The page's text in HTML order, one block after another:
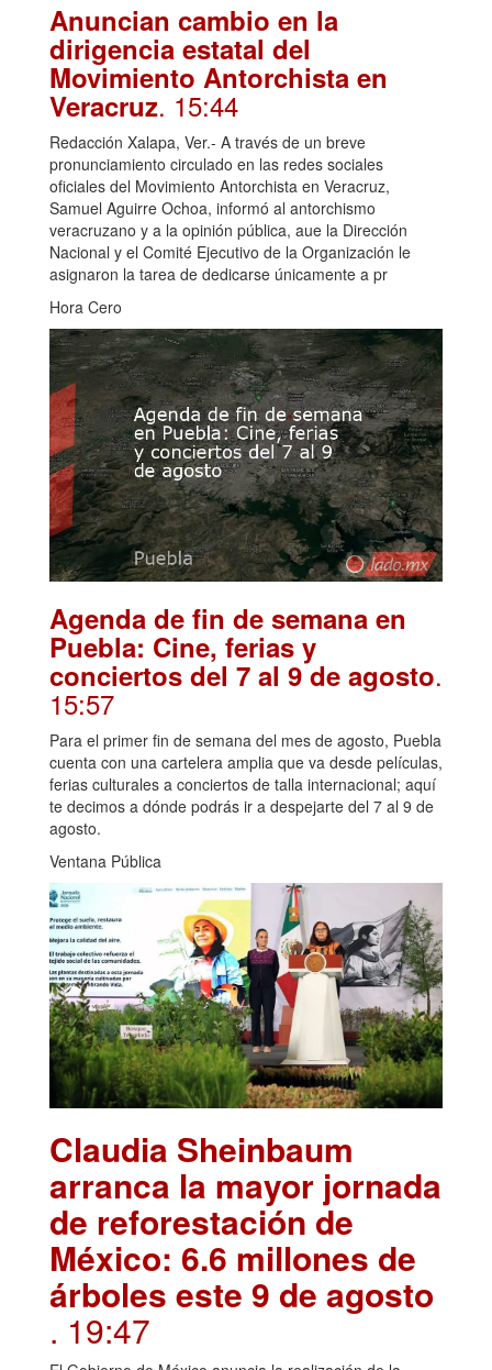
Anuncian cambio en la
dirigencia estatal del
Movimiento Antorchista en
Veracruz. 15:44
Redacción Xalapa, Ver.- A través de un breve
pronunciamiento circulado en las redes sociales
oficiales del Movimiento Antorchista en Veracruz,
Samuel Aguirre Ochoa, informó al antorchismo
veracruzano y a la opinión pública, aue la Dirección
Nacional y el Comité Ejecutivo de la Organización le
asignaron la tarea de dedicarse únicamente a pr
Hora Cero
Agenda de fin de semana en
Puebla: Cine, ferias y
conciertos del 7 al 9 de agosto.
15:57
Para el primer fin de semana del mes de agosto, Puebla
cuenta con una cartelera amplia que va desde películas,
ferias culturales a conciertos de talla internacional; aquí
te decimos a dónde podrás ir a despejarte del 7 al 9 de
agosto.
Ventana Pública
Claudia Sheinbaum
arranca la mayor jornada
de reforestación de
México: 6.6 millones de
árboles este 9 de agosto
. 19:47